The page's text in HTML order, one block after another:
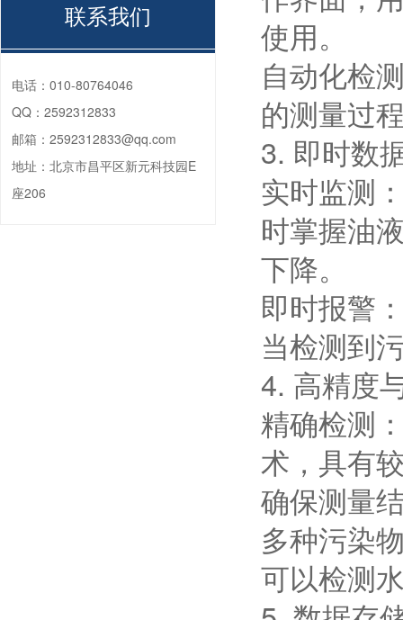
使用。
自动化检
的测量过
3. 即时数
实时监测
时掌握油
下降。
即时报警
当检测到
4. 高精度
精确检测
术，具有
确保测量
多种污染
可以检测
联系我们
电话： 010-80764046
QQ： 2592312833
邮箱： 2592312833@qq.com
地址： 北京市昌平区新元科技园E
座206